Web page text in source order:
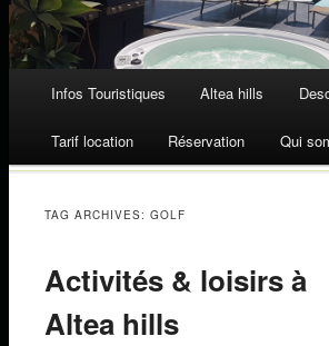
Skip to content
Infos Touristiques Altea hills
Tarif location Réservation Qui
TAG ARCHIVES:GOLF
Activités & loisirs à
Altea hills